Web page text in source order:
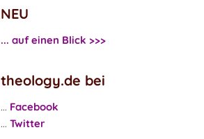
NEU
... auf einen Blick >>>
theology.de bei
... Facebook
... Twitter